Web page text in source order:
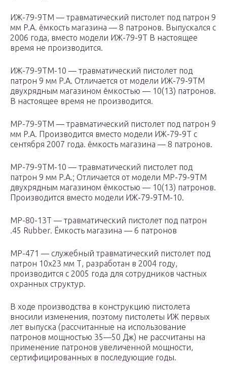
ИЖ-79-9ТМ — травматический пистолет под патрон 9
мм P.A. ёмкость магазина — 8 патронов. Выпускался с
2006 года, вместо модели ИЖ-79-9Т В настоящее
время не производится.
ИЖ-79-9ТМ-10 — травматический пистолет под
патрон 9 мм P.A. Отличается от модели ИЖ-79-9ТМ
двухрядным магазином ёмкостью — 10(13) патронов.
В настоящее время не производится.
МР-79-9ТМ — травматический пистолет под патрон 9
мм P.A. Производится вместо модели ИЖ-79-9Т с
сентября 2007 года. ёмкость магазина — 8 патронов.
МР-79-9ТМ-10 — травматический пистолет под
патрон 9 мм P.A.; Отличается от модели МР-79-9ТМ
двухрядным магазином ёмкостью — 10(13) патронов.
Производится вместо модели ИЖ-79-9ТМ-10.
МР-80-13Т — травматический пистолет под патрон
.45 Rubber. Ёмкость магазина — 6 патронов
MP-471 — служебный травматический пистолет под
патрон 10х23 мм Т, разработан в 2004 году,
производится с 2005 года для сотрудников частных
охранных структур.
В ходе производства в конструкцию пистолета
вносили изменения, поэтому пистолеты ИЖ первых
лет выпуска (рассчитанные на использование
патронов мощностью 35—50 Дж) не рассчитаны на
применение патронов увеличенной мощности,
сертифицированных в последующие годы.